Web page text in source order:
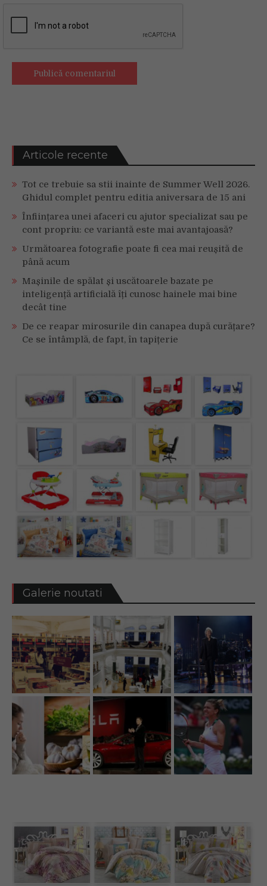
Articole recente
Tot ce trebuie sa stii inainte de Summer Well 2026.
Ghidul complet pentru editia aniversara de 15 ani
Înființarea unei afaceri cu ajutor specializat sau pe
cont propriu: ce variantă este mai avantajoasă?
Următoarea fotografie poate fi cea mai reușită de
până acum
Mașinile de spălat și uscătoarele bazate pe
inteligență artificială îți cunosc hainele mai bine
decât tine
De ce reapar mirosurile din canapea după curățare?
Ce se întâmplă, de fapt, în tapițerie
Galerie noutati